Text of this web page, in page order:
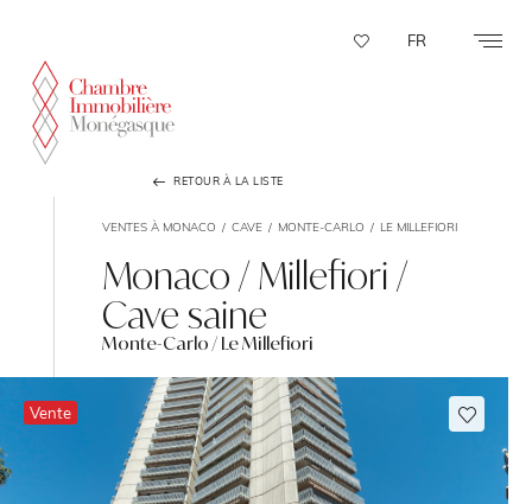
FR
RETOUR À LA LISTE
VENTES À MONACO CAVE MONTE-CARLO LE MILLEFIORI
Monaco / Millefiori /
Cave saine
Monte-Carlo / Le Millefiori
Vente